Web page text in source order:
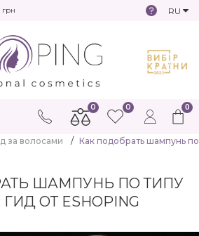
грн RU
0
0 0
за волосами Как подобрать шампунь
ШАМПУНЬ ПО ТИПУ
ОТ ESHOPING